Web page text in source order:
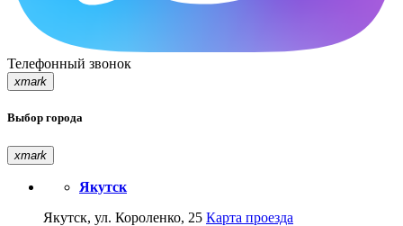
Телефонный звонок
xmark
Выбор города
xmark
Якутск
Якутск, ул. Короленко, 25 Карта проезда